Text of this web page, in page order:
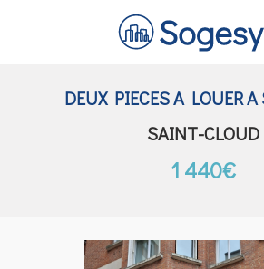
DEUX PIECES A LOUER
SAINT-CLOUD
1 440€